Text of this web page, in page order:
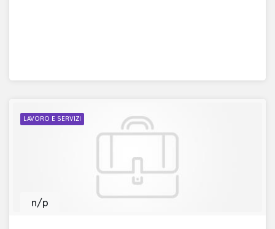
LAVORO E SERVIZI
n/p